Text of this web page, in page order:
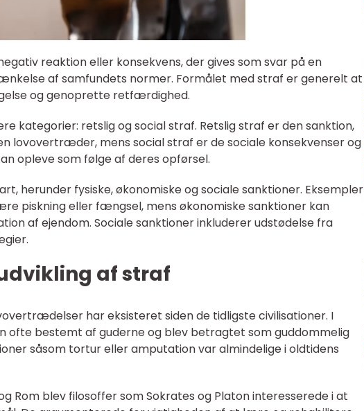
reaktion eller konsekvens, der gives som svar på en
af samfundets normer. Formålet med straf er generelt at
og genoprette retfærdighed.
kategorier: retslig og social straf. Retslig straf er den sanktion,
lovovertræder, mens social straf er de sociale konsekvenser og
opleve som følge af deres opførsel.
herunder fysiske, økonomiske og sociale sanktioner. Eksempler
piskning eller fængsel, mens økonomiske sanktioner kan
af ejendom. Sociale sanktioner inkluderer udstødelse fra
af straf
har eksisteret siden de tidligste civilisationer. I
ofte bestemt af guderne og blev betragtet som guddommelig
såsom tortur eller amputation var almindelige i oldtidens
Rom blev filosoffer som Sokrates og Platon interesserede i at